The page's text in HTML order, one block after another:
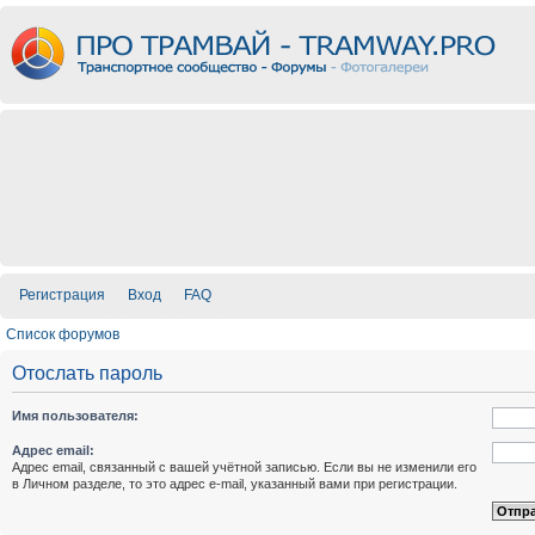
Регистрация Вход FAQ
Список форумов
Отослать пароль
Имя пользователя:
Адрес email:
Адрес email, связанный с вашей учётной записью. Если вы не изменили его
в Личном разделе, то это адрес e-mail, указанный вами при регистрации.